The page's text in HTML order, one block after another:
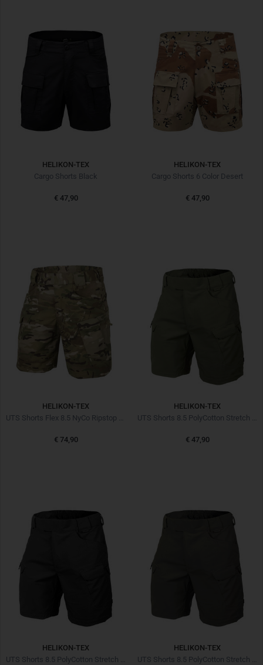
HELIKON-TEX
Cargo Shorts Black
€ 47,90
HELIKON-TEX
Cargo Shorts 6 Color Desert
€ 47,90
HELIKON-TEX
UTS Shorts Flex 8.5 NyCo Ripstop MultiCam
€ 74,90
HELIKON-TEX
UTS Shorts 8.5 PolyCotton Stretch Ripstop Olive
€ 47,90
HELIKON-TEX
UTS Shorts 8.5 PolyCotton Stretch Ripstop Black
HELIKON-TEX
UTS Shorts 8.5 PolyCotton Stretch Ripstop Taiga Green